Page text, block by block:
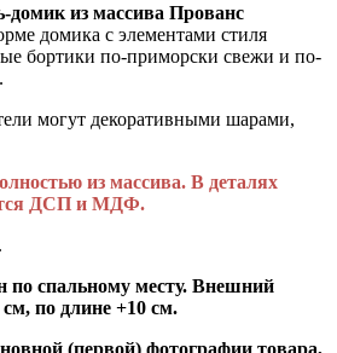
домик из массива Прованс
домика с элементами стиля
бортики по-приморски свежи и по-
могут декоративными шарами,
из массива. В деталях
ДСП и МДФ.
по спальному месту. Внешний
по длине +10 см.
(первой) фотографии товара,